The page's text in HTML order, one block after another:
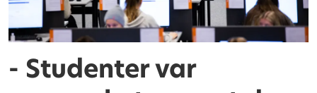
- Studenter var